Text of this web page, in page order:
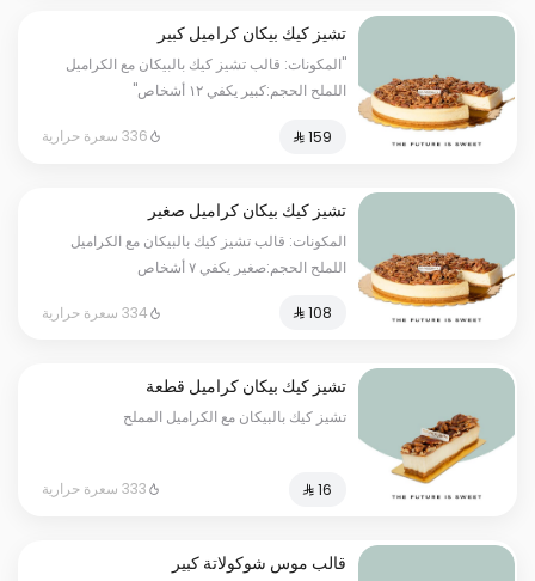
تشيز كيك بيكان كراميل كبير
"المكونات: قالب تشيز كيك بالبيكان مع الكراميل
اللملح الحجم:كبير يكفي ١٢ أشخاص"
336 سعرة حرارية
تشيز كيك بيكان كراميل صغير
المكونات: قالب تشيز كيك بالبيكان مع الكراميل
اللملح الحجم:صغير يكفي ٧ أشخاص
334 سعرة حرارية
تشيز كيك بيكان كراميل قطعة
تشيز كيك بالبيكان مع الكراميل المملح
333 سعرة حرارية
قالب موس شوكولاتة كبير